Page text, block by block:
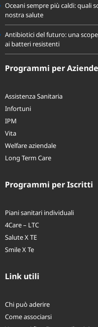
Oceani sempre più caldi: quali
nostra salute
Antibiotici del futuro: una
ai batteri resistenti
Programmi per Aziende
Assistenza Sanitaria
Infortuni
IPM
Vita
Welfare aziendale
Long Term Care
Programmi per Iscritti
Piani sanitari individuali
4Care – LTC
Salute X TE
Smile X Te
Link utili
Chi può aderire
Come associarsi